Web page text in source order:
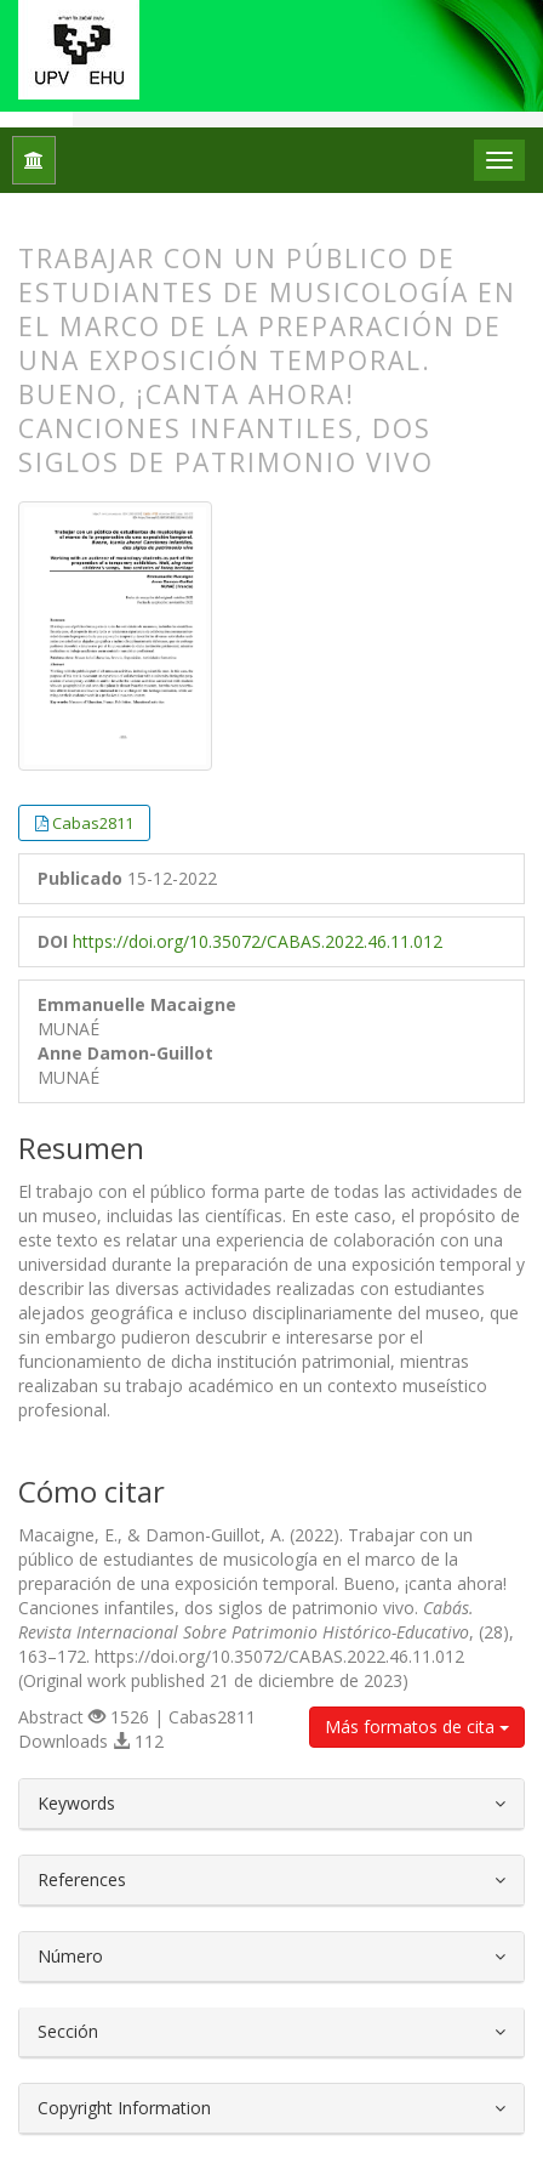
Inicio Núm. 28 (2022): Número Monográfico:
TRABAJAR CON UN PÚBLICO DE
ESTUDIANTES DE MUSICOLOGÍA EN
EL MARCO DE LA PREPARACIÓN DE
UNA EXPOSICIÓN TEMPORAL.
BUENO, ¡CANTA AHORA!
CANCIONES INFANTILES, DOS
SIGLOS DE PATRIMONIO VIVO
Cabas2811
Publicado 15-12-2022
DOI https://doi.org/10.35072/CABAS.2022.46.11.012
Emmanuelle Macaigne
MUNAÉ
Anne Damon-Guillot
MUNAÉ
Resumen
El trabajo con el público forma parte de todas las actividades de
un museo, incluidas las científicas. En este caso, el propósito de
este texto es relatar una experiencia de colaboración con una
universidad durante la preparación de una exposición temporal y
describir las diversas actividades realizadas con estudiantes
alejados geográfica e incluso disciplinariamente del museo, que
sin embargo pudieron descubrir e interesarse por el
funcionamiento de dicha institución patrimonial, mientras
realizaban su trabajo académico en un contexto museístico
profesional.
Cómo citar
Macaigne, E., & Damon-Guillot, A. (2022). Trabajar con un
público de estudiantes de musicología en el marco de la
preparación de una exposición temporal. Bueno, ¡canta ahora!
Canciones infantiles, dos siglos de patrimonio vivo. Cabás.
Revista Internacional Sobre Patrimonio Histórico-Educativo, (28),
163–172. https://doi.org/10.35072/CABAS.2022.46.11.012
(Original work published 21 de diciembre de 2023)
Más formatos de cita
Abstract
1526 | Cabas2811
Downloads
112
Keywords
References
Número
Sección
Copyright Information